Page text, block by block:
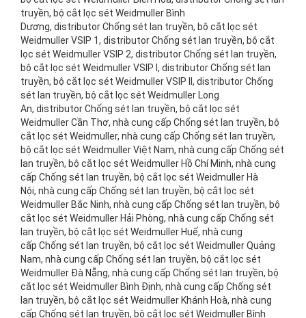
truyền, bộ cắt lọc sét Weidmuller Bình
Dương, distributor Chống sét lan truyền, bộ cắt lọc sét
Weidmuller VSIP 1, distributor Chống sét lan truyền, bộ cắt
lọc sét Weidmuller VSIP 2, distributor Chống sét lan truyền,
bộ cắt lọc sét Weidmuller VSIP I, distributor Chống sét lan
truyền, bộ cắt lọc sét Weidmuller VSIP II, distributor Chống
sét lan truyền, bộ cắt lọc sét Weidmuller Long
An, distributor Chống sét lan truyền, bộ cắt lọc sét
Weidmuller Cần Thơ, nhà cung cấp Chống sét lan truyền, bộ
cắt lọc sét Weidmuller, nhà cung cấp Chống sét lan truyền,
bộ cắt lọc sét Weidmuller Việt Nam, nhà cung cấp Chống sét
lan truyền, bộ cắt lọc sét Weidmuller Hồ Chí Minh, nhà cung
cấp Chống sét lan truyền, bộ cắt lọc sét Weidmuller Hà
Nội, nhà cung cấp Chống sét lan truyền, bộ cắt lọc sét
Weidmuller Bắc Ninh, nhà cung cấp Chống sét lan truyền, bộ
cắt lọc sét Weidmuller Hải Phòng, nhà cung cấp Chống sét
lan truyền, bộ cắt lọc sét Weidmuller Huế, nhà cung
cấp Chống sét lan truyền, bộ cắt lọc sét Weidmuller Quảng
Nam, nhà cung cấp Chống sét lan truyền, bộ cắt lọc sét
Weidmuller Đà Nẵng, nhà cung cấp Chống sét lan truyền, bộ
cắt lọc sét Weidmuller Bình Định, nhà cung cấp Chống sét
lan truyền, bộ cắt lọc sét Weidmuller Khánh Hoà, nhà cung
cấp Chống sét lan truyền, bộ cắt lọc sét Weidmuller Bình